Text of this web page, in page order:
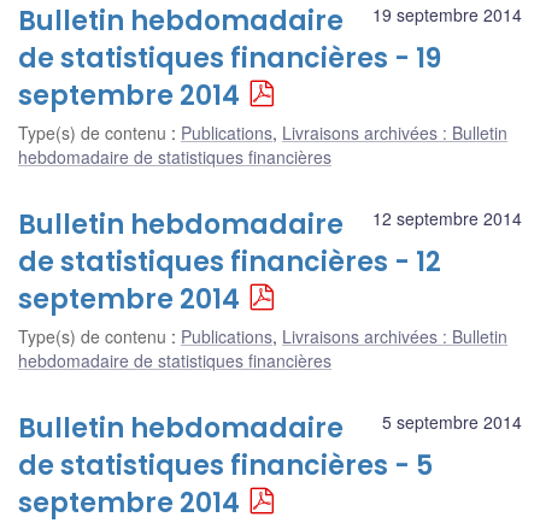
19 septembre 2014
Bulletin hebdomadaire
de statistiques financières - 19
septembre 2014
Type(s) de contenu : Publications, Livraisons archivées : Bulletin
hebdomadaire de statistiques financières
12 septembre 2014
Bulletin hebdomadaire
de statistiques financières - 12
septembre 2014
Type(s) de contenu : Publications, Livraisons archivées : Bulletin
hebdomadaire de statistiques financières
5 septembre 2014
Bulletin hebdomadaire
de statistiques financières - 5
septembre 2014